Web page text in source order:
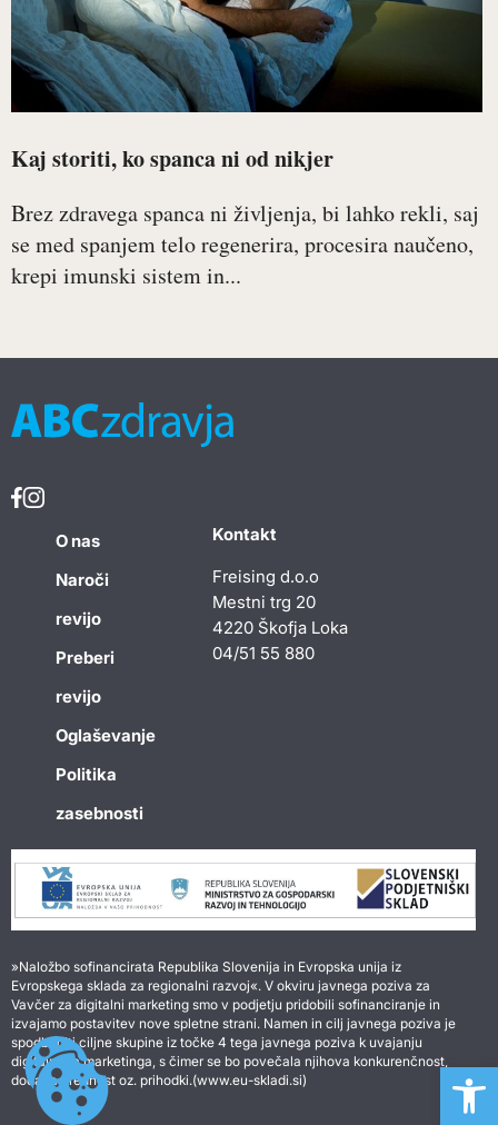
Kaj storiti, ko spanca ni od nikjer
Brez zdravega spanca ni življenja, bi lahko rekli, saj
se med spanjem telo regenerira, procesira naučeno,
krepi imunski sistem in...
O nas
Naroči
revijo
Preberi
revijo
Oglaševanje
Politika
zasebnosti
Kontakt
Freising d.o.o
Mestni trg 20
4220 Škofja Loka
04/51 55 880
»Naložbo sofinancirata Republika Slovenija in Evropska unija iz
Evropskega sklada za regionalni razvoj«. V okviru javnega poziva za
Vavčer za digitalni marketing smo v podjetju pridobili sofinanciranje in
izvajamo postavitev nove spletne strani. Namen in cilj javnega poziva je
spodbuditi ciljne skupine iz točke 4 tega javnega poziva k uvajanju
digitalnega marketinga, s čimer se bo povečala njihova konkurenčnost,
dodana vrednost oz. prihodki.(www.eu-skladi.si)